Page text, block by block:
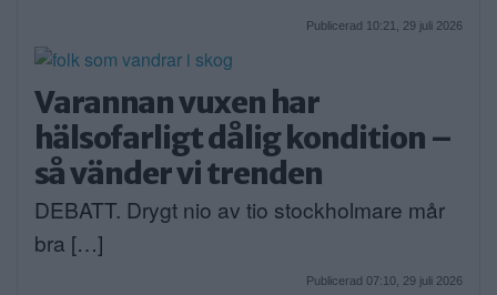
Publicerad 10:21, 29 juli 2026
Varannan vuxen har
hälsofarligt dålig kondition –
så vänder vi trenden
DEBATT. Drygt nio av tio stockholmare mår
bra […]
Publicerad 07:10, 29 juli 2026